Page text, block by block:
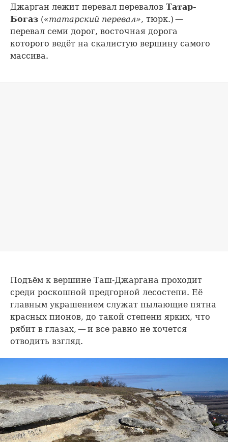
Джарган лежит перевал перевалов Татар-
Богаз («татарский перевал», тюрк.) —
перевал семи дорог, восточная дорога
которого ведёт на скалистую вершину самого
массива.
Подъём к вершине Таш-Джаргана проходит
среди роскошной предгорной лесостепи. Её
главным украшением служат пылающие пятна
красных пионов, до такой степени ярких, что
рябит в глазах, — и все равно не хочется
отводить взгляд.